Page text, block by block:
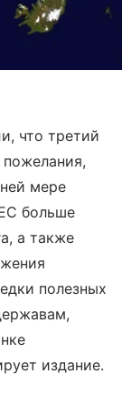
что третий
мере
больше
а также
полезных
издание.